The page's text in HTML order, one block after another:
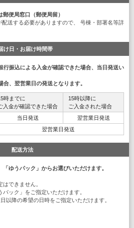
便局窓口（郵便局留）
送する必要がありますので、 号棟・部署名等詳
け日・お届け時間帯
行振込による入金が確認できた場合、当日発送い
、翌営業日の発送となります。
時までに
入金が確認できた場合
15時以降に
ご入金された場合
当日発送
翌営業日発送
翌営業日発送
配送方法
ゆうパック」からお選びいただけます。
できません。
ック」をご指定いただけます。
以降の希望の日時をご指定いただけます。